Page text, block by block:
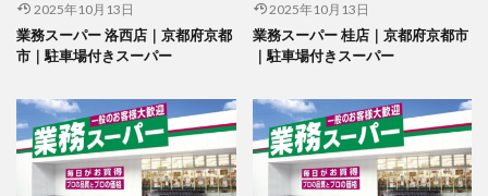
2025年10月13日
業務スーパー 洛西店｜京都府京都
市｜駐車場付きスーパー
2025年10月13日
業務スーパー 桂店｜京都府京都市
｜駐車場付きスーパー